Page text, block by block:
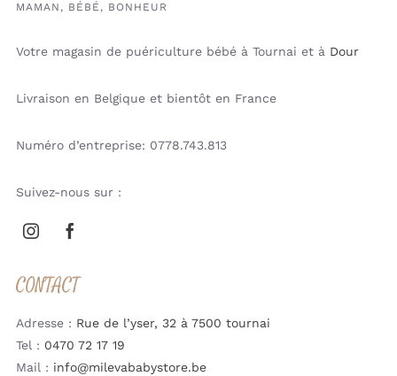
MAMAN, BÉBÉ, BONHEUR
Votre magasin de puériculture bébé à Tournai et à Dour
Livraison en Belgique et bientôt en France
Numéro d’entreprise: 0778.743.813
Suivez-nous sur :
CONTACT
Adresse : Rue de l’yser, 32 à 7500 tournai
Tel : 0470 72 17 19
Mail : info@milevababystore.be